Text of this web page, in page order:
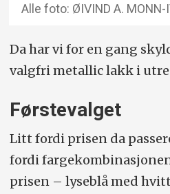
Alle foto: ØIVIND A. MONN-
Da har vi for en gang
valgfri metallic lakk i
Førstevalget
Litt fordi prisen da
fordi
prisen – lyseblå med